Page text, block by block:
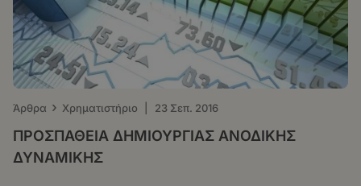
Άρθρα › Χρηματιστήριο 23 Σεπ. 2016
ΠΡΟΣΠΑΘΕΙΑ ΔΗΜΙΟΥΡΓΙΑΣ ΑΝΟΔΙΚΗΣ
ΔΥΝΑΜΙΚΗΣ